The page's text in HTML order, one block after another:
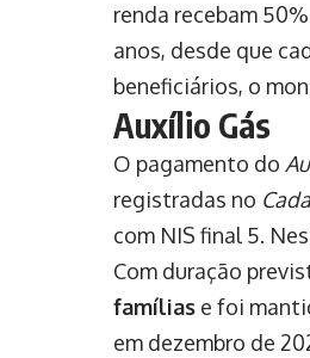
renda recebam
anos, desde que
beneficiários, o
Auxílio Gás
O pagamento do
registradas no
com NIS final 5.
Com duração
famílias e foi
em dezembro de